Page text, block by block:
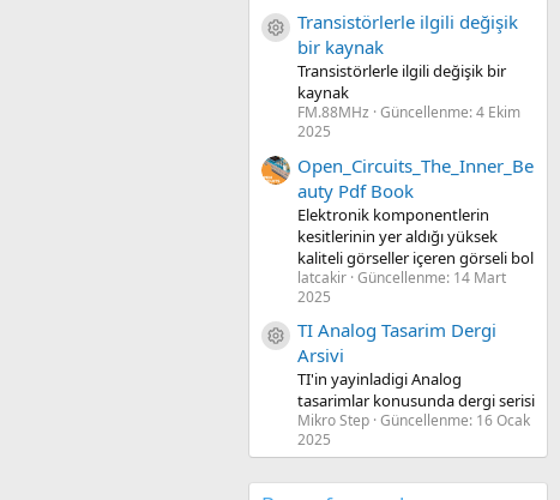
Kaynak ikon/amblem
Transistörlerle ilgili değişik
bir kaynak
Transistörlerle ilgili değişik bir
kaynak
FM.88MHz Güncellenme:4 Ekim
2025
Open_Circuits_The_Inner_Be
auty Pdf Book
Elektronik komponentlerin
kesitlerinin yer aldığı yüksek
kaliteli görseller içeren görseli bol
latcakir Güncellenme: 14 Mart
2025
Kaynak ikon/amblem
TI Analog Tasarim Dergi
Arsivi
TI'in yayinladigi Analog
tasarimlar konusunda dergi serisi
Mikro Step Güncellenme: 16 Ocak
2025